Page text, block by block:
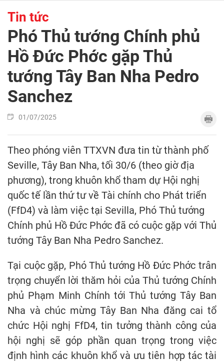
Tin tức
Phó Thủ tướng Chính phủ
Hồ Đức Phớc gặp Thủ
tướng Tây Ban Nha Pedro
Sanchez
01/07/2025
Theo phóng viên TTXVN đưa tin từ thành phố
Seville, Tây Ban Nha, tối 30/6 (theo giờ địa
phương), trong khuôn khổ tham dự Hội nghị
quốc tế lần thứ tư về Tài chính cho Phát triển
(FfD4) và làm việc tại Sevilla, Phó Thủ tướng
Chính phủ Hồ Đức Phớc đã có cuộc gặp với Thủ
tướng Tây Ban Nha Pedro Sanchez.
Tại cuộc gặp, Phó Thủ tướng Hồ Đức Phớc trân
trọng chuyển lời thăm hỏi của Thủ tướng Chính
phủ Phạm Minh Chính tới Thủ tướng Tây Ban
Nha và chúc mừng Tây Ban Nha đăng cai tổ
chức Hội nghị FfD4, tin tưởng thành công của
hội nghị sẽ góp phần quan trọng trong việc
định hình các khuôn khổ và ưu tiên hợp tác tài